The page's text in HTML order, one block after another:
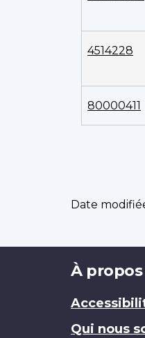
4514228
80000411
Date
Brand
À
Qui nous